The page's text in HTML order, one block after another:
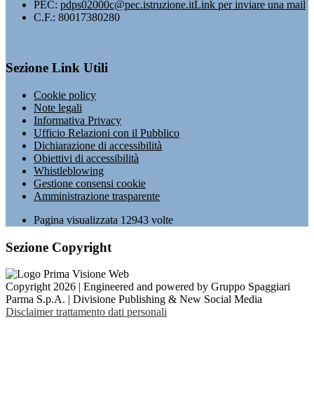
PEC: pdps02000c@pec.istruzione.itLink per inviare una mail
C.F.: 80017380280
Sezione Link Utili
Cookie policy
Note legali
Informativa Privacy
Ufficio Relazioni con il Pubblico
Dichiarazione di accessibilità
Obiettivi di accessibilità
Whistleblowing
Gestione consensi cookie
Amministrazione trasparente
Pagina visualizzata 12943 volte
Sezione Copyright
Copyright 2026 | Engineered and powered by Gruppo Spaggiari
Parma S.p.A. | Divisione Publishing & New Social Media
Disclaimer trattamento dati personali